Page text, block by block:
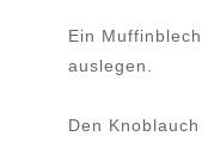
Ein
auslegen.
Den